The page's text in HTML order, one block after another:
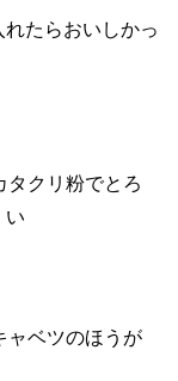
れたらおいしかっ
タクリ粉でとろ
い
ャベツのほうが